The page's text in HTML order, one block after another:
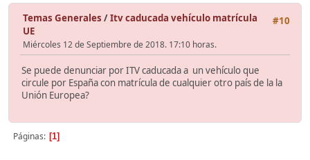
#10
Temas Generales /Itv caducada vehículo matrícula
UE
Miércoles 12 de Septiembre de 2018. 17:10 horas.
Se puede denunciar por ITV caducada a un vehículo que
circule por España con matrícula de cualquier otro país de la la
Unión Europea?
Páginas 1